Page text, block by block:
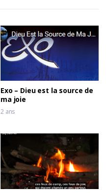
Exo – Dieu est la source de
ma joie
2 ans